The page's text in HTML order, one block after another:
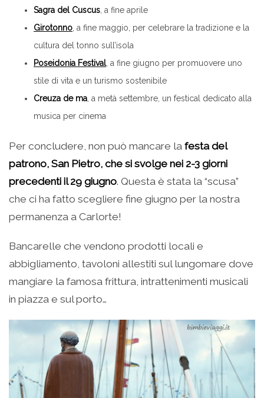
Sagra del Cuscus , a fine aprile
Girotonno , a fine maggio, per celebrare la tradizione e la
cultura del tonno sull’isola
Poseidonia Festival, a fine giugno per promuovere uno
stile di vita e un turismo sostenibile
Creuza de ma , a metà settembre, un festical dedicato alla
musica per cinema
Per concludere, non può mancare la festa del
patrono, San Pietro, che si svolge nei 2-3 giorni
precedenti il 29 giugno. Questa è stata la “scusa”
che ci ha fatto scegliere fine giugno per la nostra
permanenza a Carlorte!
Bancarelle che vendono prodotti locali e
abbigliamento, tavoloni allestiti sul lungomare dove
mangiare la famosa frittura, intrattenimenti musicali
in piazza e sul porto…